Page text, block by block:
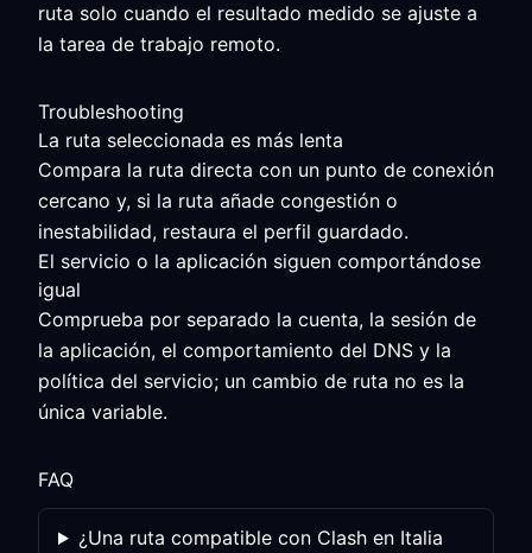
ruta solo cuando el resultado medido se ajuste a
la tarea de trabajo remoto.
Troubleshooting
La ruta seleccionada es más lenta
Compara la ruta directa con un punto de conexión
cercano y, si la ruta añade congestión o
inestabilidad, restaura el perfil guardado.
El servicio o la aplicación siguen comportándose
igual
Comprueba por separado la cuenta, la sesión de
la aplicación, el comportamiento del DNS y la
política del servicio; un cambio de ruta no es la
única variable.
FAQ
¿Una ruta compatible con Clash en Italia